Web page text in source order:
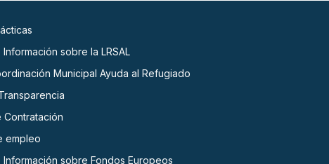
sobre la LRSAL
Municipal Ayuda al Refugiado
Contratación
empleo
Información sobre Fondos Europeos